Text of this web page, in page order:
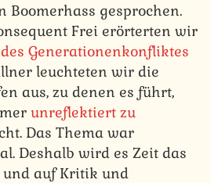
Boomerhass gesprochen.
Frei erörterten wir
Generationenkonfliktes
leuchteten wir die
aus, zu denen es führt,
unreflektiert zu
Das Thema war
Deshalb wird es Zeit das
und auf Kritik und